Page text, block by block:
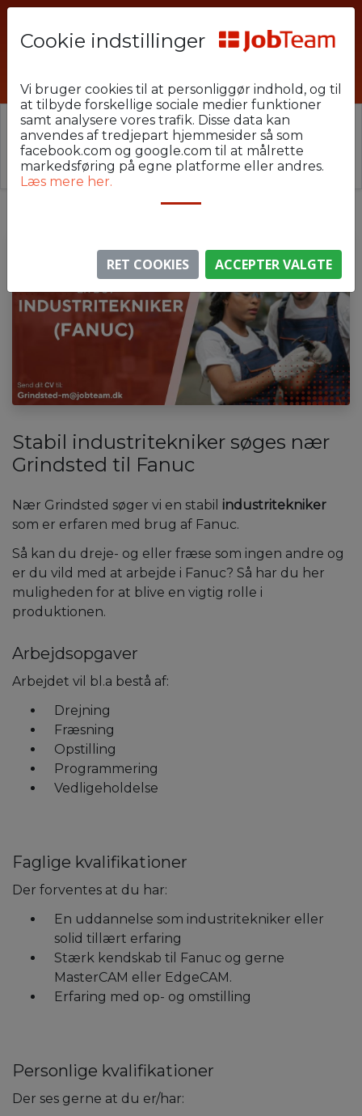
⚠️ Denne jobannonce er udløbet.
Stillingen er ikke længere aktiv, men du kan
lignende annoncer her.
Stabil industritekniker søges nær
Grindsted til Fanuc
Nær Grindsted søger vi en stabil industritekniker
som er erfaren med brug af Fanuc.
Så kan du dreje- og eller fræse som ingen andre og
er du vild med at arbejde i Fanuc? Så har du her
muligheden for at blive en vigtig rolle i
produktionen.
Arbejdsopgaver
Arbejdet vil bl.a bestå af:
Drejning
Fræsning
Opstilling
Programmering
Vedligeholdelse
Faglige kvalifikationer
Der forventes at du har:
En uddannelse som industritekniker eller
solid tillært erfaring
Stærk kendskab til Fanuc og gerne
MasterCAM eller EdgeCAM.
Erfaring med op- og omstilling
Personlige kvalifikationer
Der ses gerne at du er/har:
Cookie indstillinger
Vi bruger cookies til at personliggør indhold, og til
at tilbyde forskellige sociale medier funktioner
samt analysere vores trafik. Disse data kan
anvendes af tredjepart hjemmesider så som
facebook.com og google.com til at målrette
markedsføring på egne platforme eller andres.
Læs mere her.
RET COOKIES ACCEPTER VALGTE